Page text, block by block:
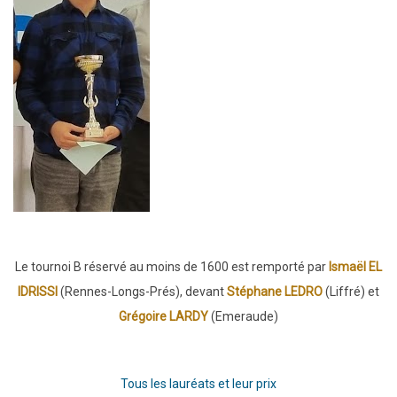
Le tournoi B réservé au moins de 1600 est remporté par Ismaël EL
IDRISSI (Rennes-Longs-Prés), devantStéphane LEDRO(Liffré) et
Grégoire LARDY(Emeraude)
Tous les lauréats et leur prix